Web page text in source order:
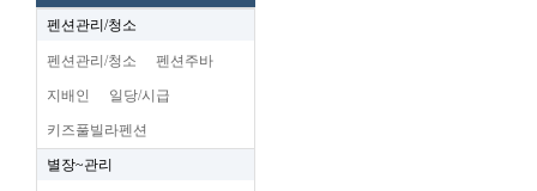
펜션관리/청소
펜션관리/청소 펜션주바
지배인 일당/시급
키즈풀빌라펜션
별장~관리